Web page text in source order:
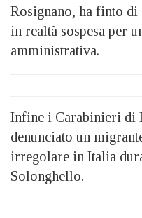
Rosignano, ha finto di
in realtà sospesa per
amministrativa.
Infine i Carabinieri di
denunciato un
irregolare in Italia
Solonghello.